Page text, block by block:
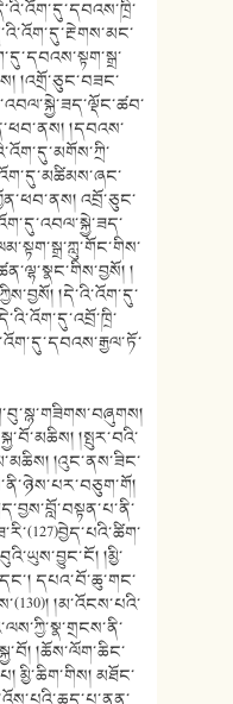
།འགྲོ་ཅུང་བཟང་
།དབའས་
འབྲོ་ཅུང་
།
།དེ་འི་འོག་དུ་
།སྤུར་བའི་
།འུང་ནས་ཟིང་
།མྱི་
དཔའ་བོ་ཆུ་གང་
།མ་འོངས་པའི་
།ཆོས་ལོག་ཆིང་
མྱི་ཆིག་གིས། མཐོང་